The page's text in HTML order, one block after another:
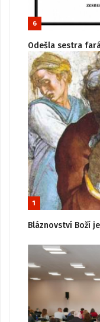
6
Odešla sestra
1
Bláznovství Boží